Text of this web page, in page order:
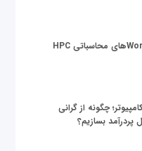
چگونه از گرانی
بسازیم؟